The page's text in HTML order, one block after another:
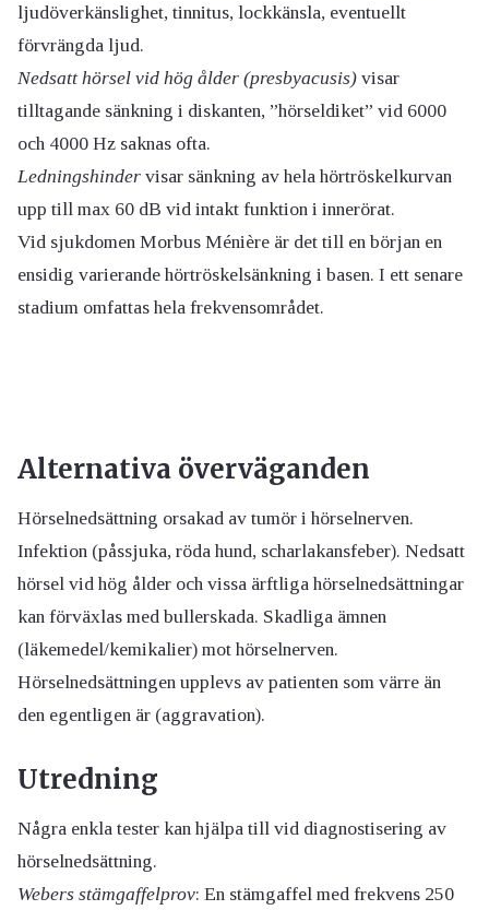
ljudöverkänslighet, tinnitus, lockkänsla, eventuellt
förvrängda ljud.
Nedsatt hörsel vid hög ålder (presbyacusis) visar
tilltagande sänkning i diskanten, ”hörseldiket” vid 6000
och 4000 Hz saknas ofta.
Ledningshinder visar sänkning av hela hörtröskelkurvan
upp till max 60 dB vid intakt funktion i innerörat.
Vid sjukdomen Morbus Ménière är det till en början en
ensidig varierande hörtröskelsänkning i basen. I ett senare
stadium omfattas hela frekvensområdet.
Alternativa överväganden
Hörselnedsättning orsakad av tumör i hörselnerven.
Infektion (påssjuka, röda hund, scharlakansfeber). Nedsatt
hörsel vid hög ålder och vissa ärftliga hörselnedsättningar
kan förväxlas med bullerskada. Skadliga ämnen
(läkemedel/kemikalier) mot hörselnerven.
Hörselnedsättningen upplevs av patienten som värre än
den egentligen är (aggravation).
Utredning
Några enkla tester kan hjälpa till vid diagnostisering av
hörselnedsättning.
Webers stämgaffelprov: En stämgaffel med frekvens 250